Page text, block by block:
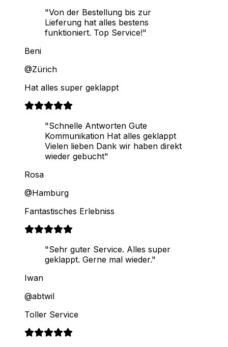
"Von der Bestellung bis zur
Lieferung hat alles bestens
funktioniert. Top Service!"
Beni
@Zürich
Hat alles super geklappt
"Schnelle Antworten Gute
Kommunikation Hat alles geklappt
Vielen lieben Dank wir haben direkt
wieder gebucht"
Rosa
@Hamburg
Fantastisches Erlebniss
"Sehr guter Service. Alles super
geklappt. Gerne mal wieder."
Iwan
@abtwil
Toller Service